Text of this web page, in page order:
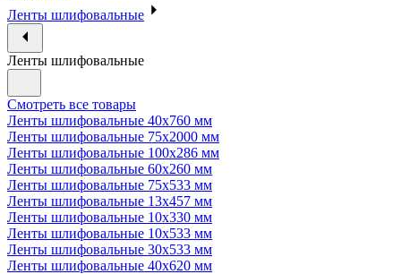
Ленты шлифовальные
Ленты шлифовальные
Смотреть все товары
Ленты шлифовальные 40х760 мм
Ленты шлифовальные 75х2000 мм
Ленты шлифовальные 100х286 мм
Ленты шлифовальные 60х260 мм
Ленты шлифовальные 75х533 мм
Ленты шлифовальные 13х457 мм
Ленты шлифовальные 10х330 мм
Ленты шлифовальные 10х533 мм
Ленты шлифовальные 30х533 мм
Ленты шлифовальные 40х620 мм